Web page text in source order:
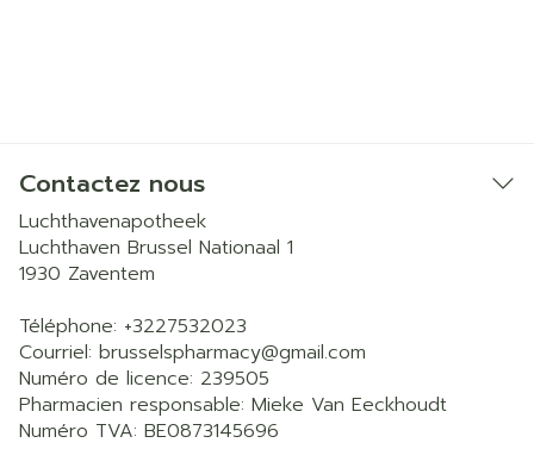
Contactez nous
Luchthavenapotheek
Luchthaven Brussel Nationaal 1
1930 Zaventem
Téléphone: +3227532023
Courriel: brusselspharmacy@gmail.com
Numéro de licence: 239505
Pharmacien responsable: Mieke Van Eeckhoudt
Numéro TVA: BE0873145696